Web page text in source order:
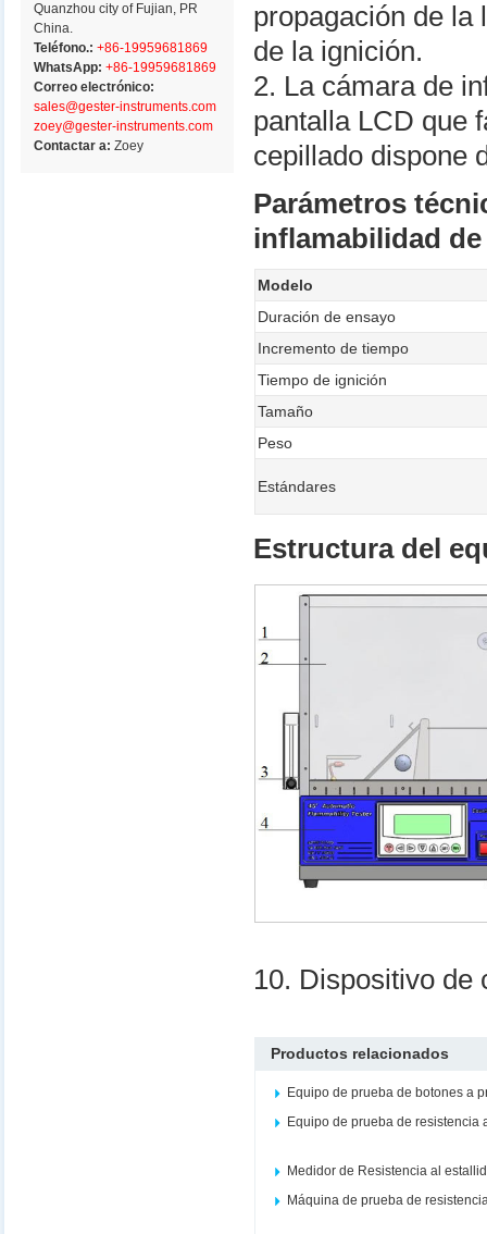
Quanzhou city of Fujian, PR
China.
Teléfono.: +86-19959681869
WhatsApp: +86-19959681869
Correo electrónico:
sales@gester-instruments.com
zoey@gester-instruments.com
Contactar a:Zoey
propagación de la
de la ignición.
2. La cámara de
pantalla LCD que
cepillado dispone
Parámetros
inflamabilidad
Modelo
Duración de ensayo
Incremento de tiempo
Tiempo de ignición
Tamaño
Peso
Estándares
Estructura del
10. Dispositivo de
Productos relacionados
Equipo de prueba de botones a
Equipo de prueba de resistencia
Medidor de Resistencia al
Máquina de prueba de